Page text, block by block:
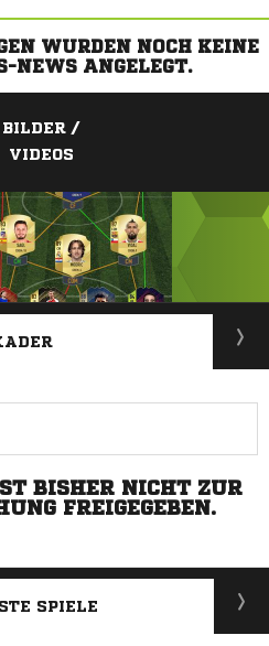
WURDEN NOCH KEINE
NEWS ANGELEGT.
BILDER /
VIDEOS
BISHER NICHT ZUR
FREIGEGEBEN.
SPIELE